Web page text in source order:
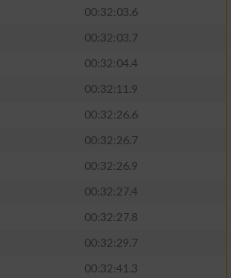
00:32:03.6
00:32:03.7
00:32:04.4
00:32:11.9
00:32:26.6
00:32:26.7
00:32:26.9
00:32:27.4
00:32:27.8
00:32:29.7
00:32:41.3